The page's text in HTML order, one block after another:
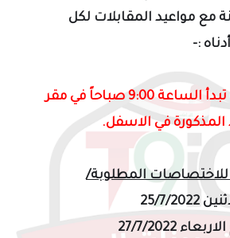
مع مواعيد المقابلات لكل
:-
المقابلة تبدأ الساعة 9:00 صباحاً في مقر
المذكورة في الاسفل.
للاختصاصات المطلوبة/
7/2022
27/7/2022